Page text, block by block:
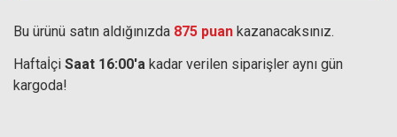
Bu ürünü satın aldığınızda 875 puan kazanacaksınız.
Haftaİçi Saat 16:00'a kadar verilen siparişler aynı gün
kargoda!